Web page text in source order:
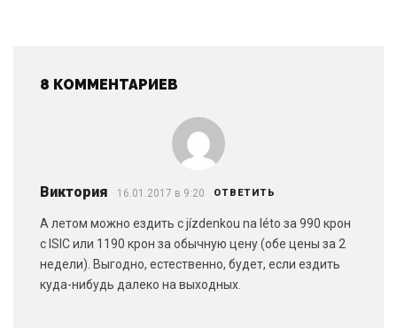
8 КОММЕНТАРИЕВ
Виктория 16.01.2017 в 9:20 ОТВЕТИТЬ
А летом можно ездить с jízdenkou na léto за 990 крон
с ISIC или 1190 крон за обычную цену (обе цены за 2
недели). Выгодно, естественно, будет, если ездить
куда-нибудь далеко на выходных.